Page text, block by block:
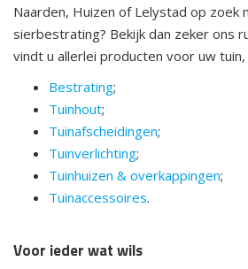
Naarden, Huizen of Lelystad op zoek
sierbestrating? Bekijk dan zeker ons
vindt u allerlei producten voor uw
Bestrating;
Tuinhout;
Tuinafscheidingen;
Tuinverlichting;
Tuinhuizen & overkappingen;
Tuinaccessoires.
Voor ieder wat wils